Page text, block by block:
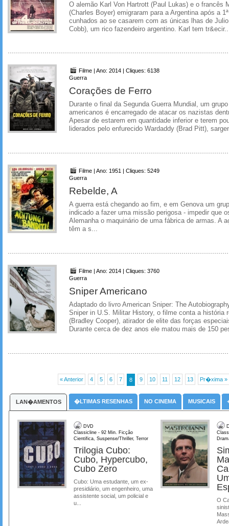
O alemão Karl Von Hartrott (Paul Lukas) e o francês
(Charles Boyer) emigraram para a Argentina após a
cunhados ao se casarem com as únicas lhas de
Cobb), um rico fazendeiro argentino. Karl tem
Filme | Ano: 2014 | Cliques: 6138
Guerra
Corações de Ferro
Durante o final da Segunda Guerra Mundial, um
americanos é encarregado de atacar os nazistas
Apesar de estarem em quantidade inferior e terem
liderados pelo enfurecido Wardaddy (Brad Pitt),
Filme | Ano: 1951 | Cliques: 5249
Guerra
Rebelde, A
A guerra está chegando ao fim, e em Genova um
indicado a fazer uma missão perigosa - impedir que
Alemanha o maquinário de uma fábrica de armas. A
têm a s...
Filme | Ano: 2014 | Cliques: 3760
Guerra
Sniper Americano
Adaptado do livro American Sniper: The
Sniper in U.S. Militar History, o filme conta a história
(Bradley Cooper), atirador de elite das forças
Durante cerca de dez anos ele matou mais de 150
« Anterior 4 5 6 7 8 9 10 11 12 13 Pr�xima »
LAN�AMENTOS �LTIMAS RESENHAS NO CINEMA MUSICAIS
DVD
Classicline - 92 Min. Ficção
Cientifica, Suspense/Thriller, Terror
Trilogia Cubo:
Cubo, Hypercubo,
Cubo Zero
Cubo: Uma estudante, um ex-
presidiário, um engenheiro, uma
assistente social, um policial e
u...
O